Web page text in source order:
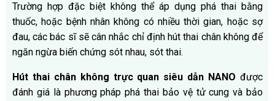
Trường hợp đặc biệt không thể áp dụng phá thai bằng
thuốc, hoặc bệnh nhân không có nhiều thời gian, hoặc sợ
đau, các bác sĩ sẽ cân nhắc chỉ định hút thai chân không để
ngăn ngừa biến chứng sót nhau, sót thai.
Hút thai chân không trực quan siêu dẫn NANO được
đánh giá là phương pháp phá thai bảo vệ tử cung và bảo